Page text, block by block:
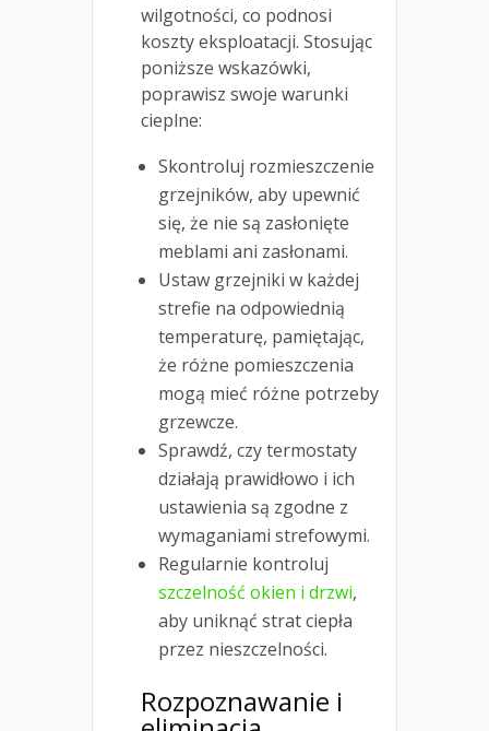
wilgotności, co podnosi
koszty eksploatacji. Stosując
poniższe wskazówki,
poprawisz swoje warunki
cieplne:
Skontroluj rozmieszczenie
grzejników, aby upewnić
się, że nie są zasłonięte
meblami ani zasłonami.
Ustaw grzejniki w każdej
strefie na odpowiednią
temperaturę, pamiętając,
że różne pomieszczenia
mogą mieć różne potrzeby
grzewcze.
Sprawdź, czy termostaty
działają prawidłowo i ich
ustawienia są zgodne z
wymaganiami strefowymi.
Regularnie kontroluj
szczelność okien i drzwi,
aby uniknąć strat ciepła
przez nieszczelności.
Rozpoznawanie i